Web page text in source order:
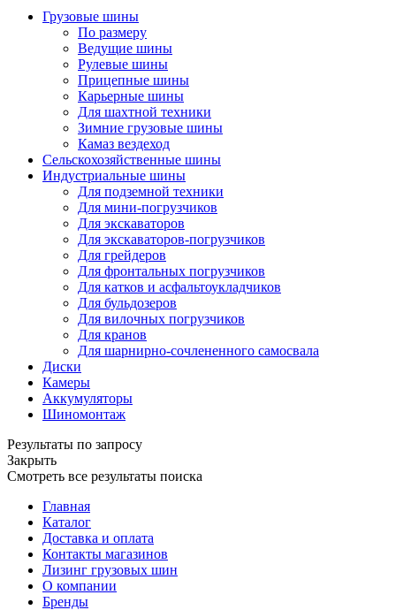
Грузовые шины
По размеру
Ведущие шины
Рулевые шины
Прицепные шины
Карьерные шины
Для шахтной техники
Зимние грузовые шины
Камаз вездеход
Сельскохозяйственные шины
Индустриальные шины
Для подземной техники
Для мини-погрузчиков
Для экскаваторов
Для экскаваторов-погрузчиков
Для грейдеров
Для фронтальных погрузчиков
Для катков и асфальтоукладчиков
Для бульдозеров
Для вилочных погрузчиков
Для кранов
Для шарнирно-сочлененного самосвала
Диски
Камеры
Аккумуляторы
Шиномонтаж
Результаты по запросу
Закрыть
Смотреть все результаты поиска
Главная
Каталог
Доставка и оплата
Контакты магазинов
Лизинг грузовых шин
О компании
Бренды